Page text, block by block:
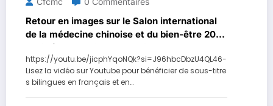
Retour en images sur le Salon international
de la médecine chinoise et du bien-être 2026
au Château de Selles-sur-Cher
https://youtu.be/jicphYqoNQk?si=J96hbcDbzU4QL46-
Lisez la vidéo sur Youtube pour bénéficier de sous-titre
s bilingues en français et en…